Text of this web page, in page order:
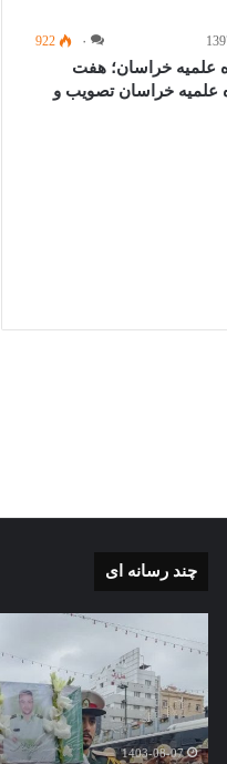
۰ 922
علمیه خراسان؛ هفت
خراسان تصویب و
چند رسانه ای
تصویری
پیکر
مطهر
شهید
1403-08-07